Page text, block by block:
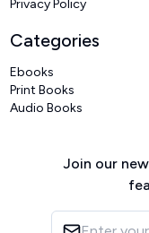
Privacy Policy
Categories
Ebooks
Print Books
Audio Books
Join our